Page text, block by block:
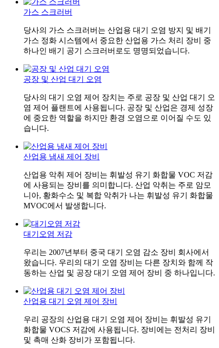
가스 스크러버
당사의 가스 스크러버는 산업용 대기 오염 방지 및 배기
가스 정화 시스템에서 중요한 산업용 가스 처리 장비 중
하나인 배기 공기 스크러버로도 명명되었습니다.
공장 및 산업 대기 오염
당사의 대기 오염 제어 장치는 주로 공장 및 산업 대기 오
염 제어 플랜트에 사용됩니다. 공장 및 산업은 경제 성장
에 중요한 역할을 하지만 환경 오염으로 이어질 수도 있
습니다.
산업용 냄새 제어 장비
산업용 악취 제어 장비는 휘발성 유기 화합물 VOC 저감
에 사용되는 장비를 의미합니다. 산업 악취는 주로 암모
니아, 황화수소 및 복합 악취가 나는 휘발성 유기 화합물
MVOC에서 발생합니다.
대기오염 저감
우리는 2007년부터 중국 대기 오염 감소 장비 회사에서
왔습니다. 우리의 대기 오염 장비는 다른 장치와 함께 작
동하는 산업 및 공장 대기 오염 제어 장비 중 하나입니다.
산업용 대기 오염 제어 장비
우리 공장의 산업용 대기 오염 제어 장비는 휘발성 유기
화합물 VOCS 저감에 사용됩니다. 장비에는 전처리 장비
및 촉매 산화 장비가 포함됩니다.